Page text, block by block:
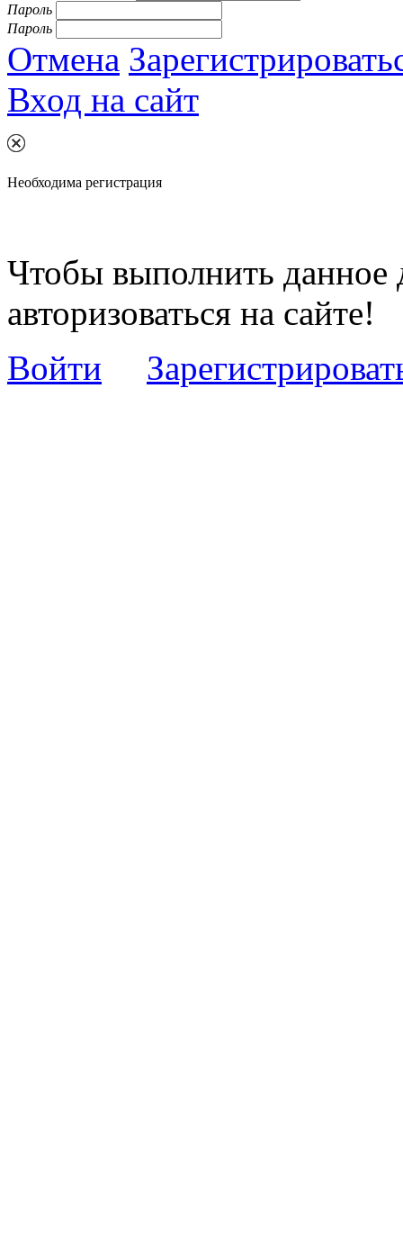
Пароль
Пароль
Отмена
Вход на сайт
Необходима регистрация
Чтобы выполнить данное
авторизоваться на сайте!
Войти